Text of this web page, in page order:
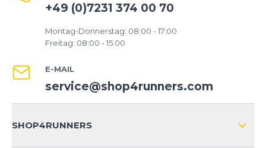
+49 (0)7231 374 00 70
Montag-Donnerstag: 08:00 - 17:00
Freitag: 08:00 - 15:00
E-MAIL
service@shop4runners.com
SHOP4RUNNERS